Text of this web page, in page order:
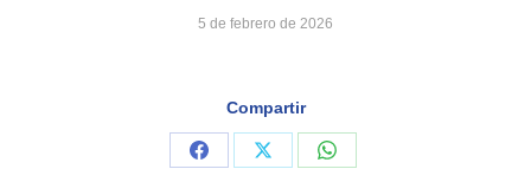
5 de febrero de 2026
Compartir